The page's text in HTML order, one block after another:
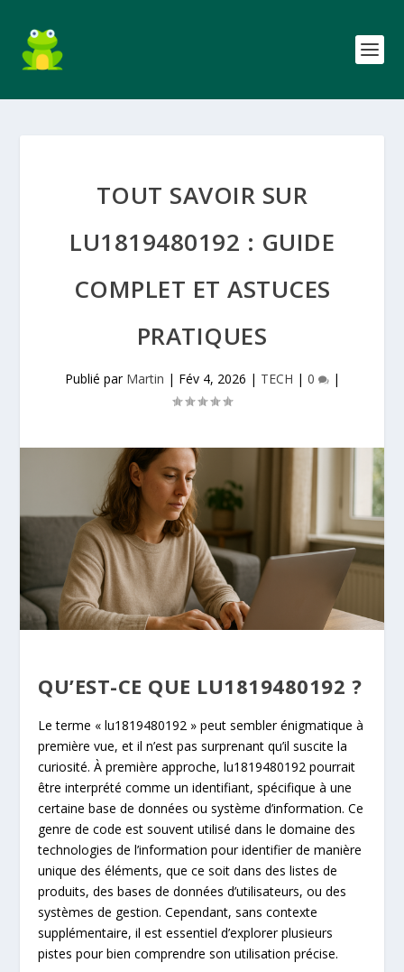
TOUT SAVOIR SUR
LU1819480192 : GUIDE
COMPLET ET ASTUCES
PRATIQUES
Publié par Martin | Fév 4, 2026 | TECH | 0 |
QU’EST-CE QUE LU1819480192 ?
Le terme « lu1819480192 » peut sembler énigmatique à
première vue, et il n’est pas surprenant qu’il suscite la
curiosité. À première approche, lu1819480192 pourrait
être interprété comme un identifiant, spécifique à une
certaine base de données ou système d’information. Ce
genre de code est souvent utilisé dans le domaine des
technologies de l’information pour identifier de manière
unique des éléments, que ce soit dans des listes de
produits, des bases de données d’utilisateurs, ou des
systèmes de gestion. Cependant, sans contexte
supplémentaire, il est essentiel d’explorer plusieurs
pistes pour bien comprendre son utilisation précise.